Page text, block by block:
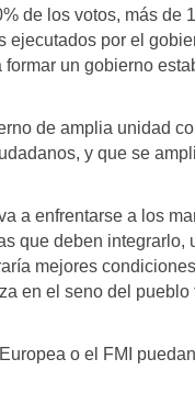
de los votos, más de
ejecutados por el
un gobierno
de amplia unidad
y que se
a enfrentarse a los
que deben integrarlo,
mejores
en el seno del
o el FMI